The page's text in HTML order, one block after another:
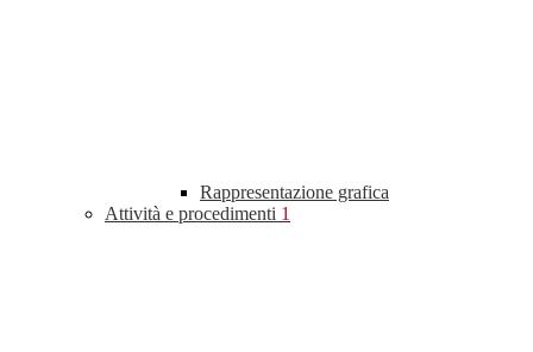
Rappresentazione grafica
Attività e procedimenti 1